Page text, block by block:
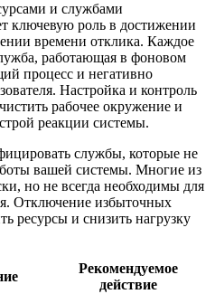
и службами
ключевую роль в достижении
времени отклика. Каждое
работающая в фоновом
процесс и негативно
Настройка и контроль
рабочее окружение и
реакции системы.
службы, которые не
вашей системы. Многие из
но не всегда необходимы для
Отключение избыточных
ресурсы и снизить нагрузку
Рекомендуемое
действие